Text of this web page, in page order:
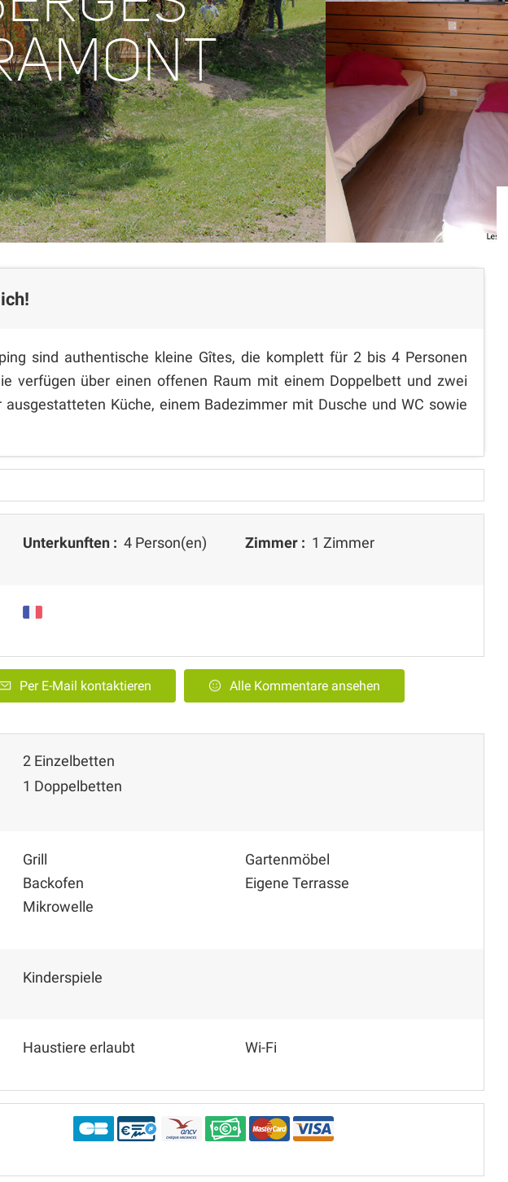
sind authentische kleine Gîtes, die komplett für 2 bis 4 Personen
verfügen über einen offenen Raum mit einem Doppelbett und zwei
ausgestatteten Küche, einem Badezimmer mit Dusche und WC sowie
Unterkunften : 4 Person(en) Zimmer : 1 Zimmer
Per E-Mail kontaktieren Alle Kommentare ansehen
2 Einzelbetten
1 Doppelbetten
Grill
Backofen
Mikrowelle
Gartenmöbel
Eigene Terrasse
Kinderspiele
Haustiere erlaubt Wi-Fi